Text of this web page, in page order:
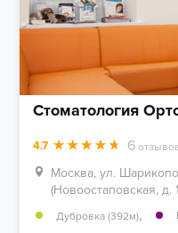
Стоматология
4.7 6
Москва, ул.
(Новоостаповская, д.
Дубровка (392м),